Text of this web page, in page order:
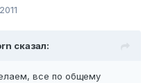
сказал:
все по общему